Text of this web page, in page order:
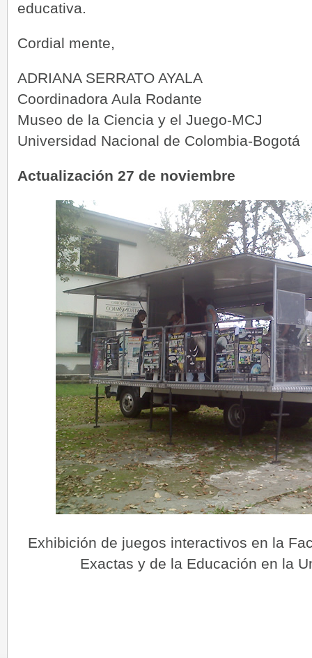
educativa.
Cordial mente,
ADRIANA SERRATO AYALA
Coordinadora Aula Rodante
Museo de la Ciencia y el Juego-MCJ
Universidad Nacional de Colombia-Bogotá
Actualización 27 de noviembre
Exhibición de juegos interactivos en la
Exactas y de la Educación en la